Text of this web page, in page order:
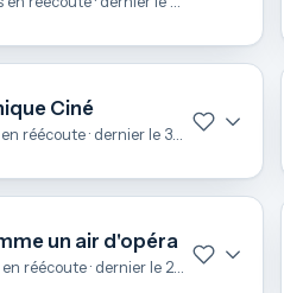
Ciné
un air d'opéra